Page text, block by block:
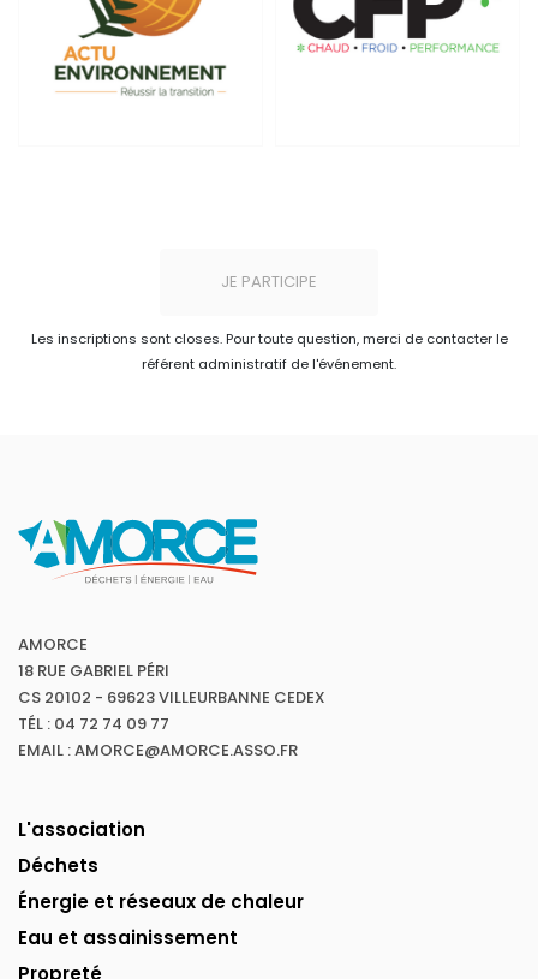
JE PARTICIPE
Les inscriptions sont closes. Pour toute question, merci de contacter le
référent administratif de l'événement.
AMORCE
18 RUE GABRIEL PÉRI
CS 20102 - 69623 VILLEURBANNE CEDEX
TÉL : 04 72 74 09 77
EMAIL : AMORCE@AMORCE.ASSO.FR
L'association
Déchets
Énergie et réseaux de chaleur
Eau et assainissement
Propreté